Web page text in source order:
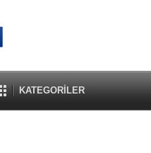
KATEGORİLER